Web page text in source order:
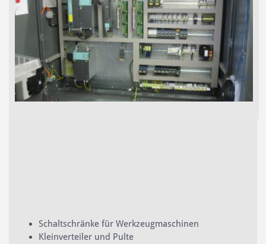
Schaltschränke für Werkzeugmaschinen
Kleinverteiler und Pulte